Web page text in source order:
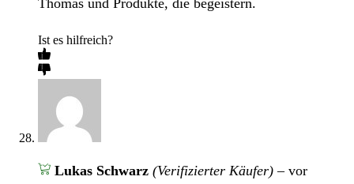
Ist es hilfreich?
Lukas Schwarz (Verifizierter Käufer) – vor